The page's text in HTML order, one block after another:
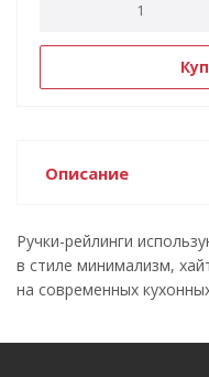
Описание
Ручки-рейлинги
в стиле минимализм,
на современных